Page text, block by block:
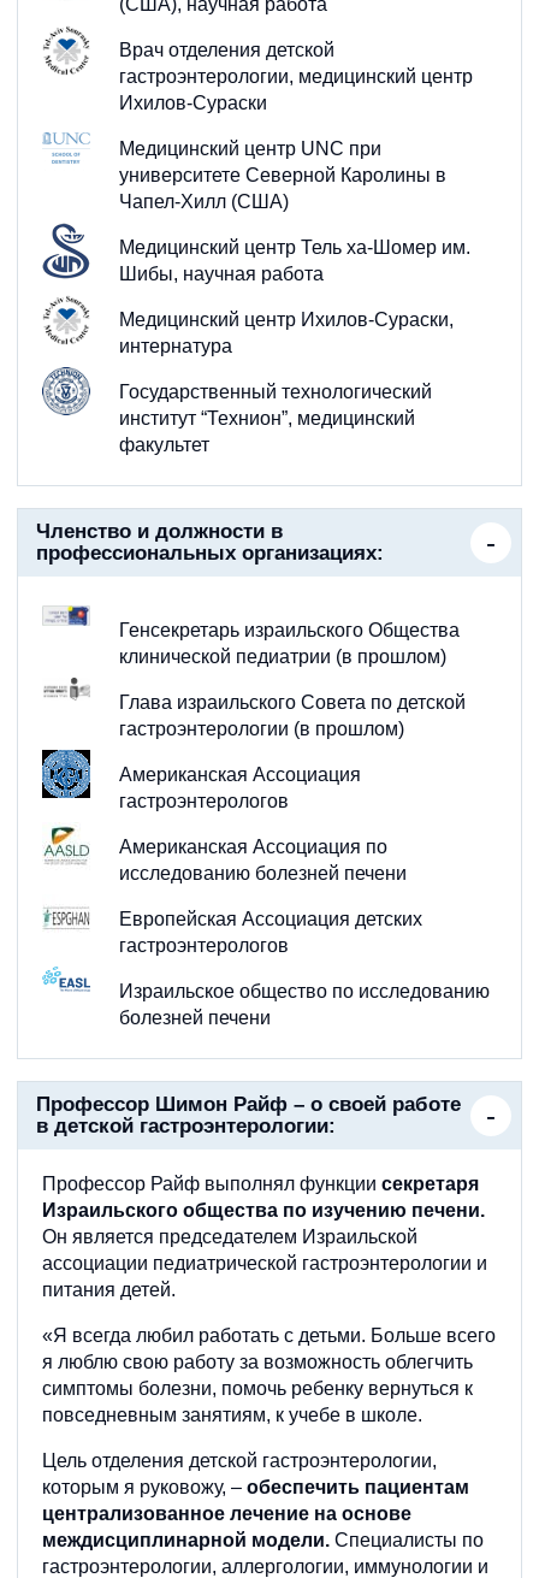
(США), научная работа
Врач отделения детской
гастроэнтерологии, медицинский центр
Ихилов-Сураски
Медицинский центр UNC при
университете Северной Каролины в
Чапел-Хилл (США)
Медицинский центр Тель ха-Шомер им.
Шибы, научная работа
Медицинский центр Ихилов-Сураски,
интернатура
Государственный технологический
институт “Технион”, медицинский
факультет
Членство и должности в
профессиональных организациях:
Генсекретарь израильского Общества
клинической педиатрии (в прошлом)
Глава израильского Совета по детской
гастроэнтерологии (в прошлом)
Американская Ассоциация
гастроэнтерологов
Американская Ассоциация по
исследованию болезней печени
Европейская Ассоциация детских
гастроэнтерологов
Израильское общество по исследованию
болезней печени
Профессор Шимон Райф – о своей работе
в детской гастроэнтерологии:
Профессор Райф выполнял функции секретаря
Израильского общества по изучению печени.
Он является председателем Израильской
ассоциации педиатрической гастроэнтерологии и
питания детей.
«Я всегда любил работать с детьми. Больше всего
я люблю свою работу за возможность облегчить
симптомы болезни, помочь ребенку вернуться к
повседневным занятиям, к учебе в школе.
Цель отделения детской гастроэнтерологии,
которым я руковожу, – обеспечить пациентам
централизованное лечение на основе
междисциплинарной модели. Специалисты по
гастроэнтерологии, аллергологии, иммунологии и